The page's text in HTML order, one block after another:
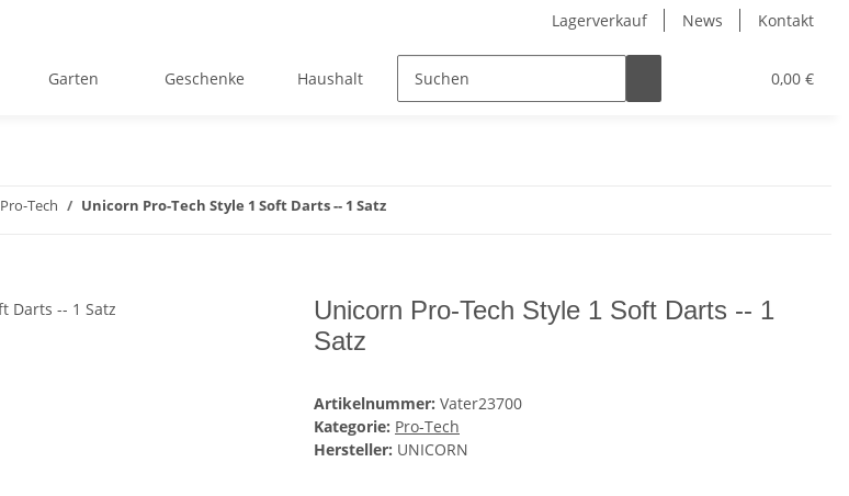
Lagerverkauf News Kontakt
0,00 €
Garten Geschenke Haushalt Kinder Hersteller
Pro-Tech Unicorn Pro-Tech Style 1 Soft Darts -- 1 Satz
Unicorn Pro-Tech Style 1 Soft Darts -- 1
Satz
Artikelnummer: Vater23700
Kategorie: Pro-Tech
Hersteller: UNICORN